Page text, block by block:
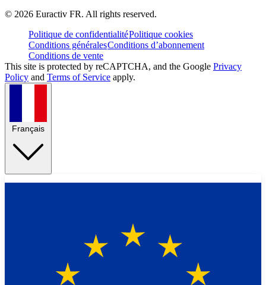
© 2026 Euractiv FR. All rights reserved.
Politique de confidentialitéPolitique cookies
Conditions généralesConditions d’abonnement
Conditions de vente
This site is protected by reCAPTCHA, and the Google Privacy
Policy and Terms of Service apply.
Français